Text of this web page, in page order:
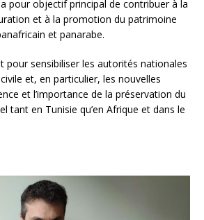
pour objectif principal de contribuer à la
et à la promotion du patrimoine
et panarabe.
pour sensibiliser les autorités nationales
et, en particulier, les nouvelles
et l’importance de la préservation du
tant en Tunisie qu’en Afrique et dans le